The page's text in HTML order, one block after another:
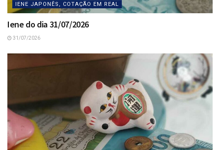
IENE JAPONÊS, COTAÇÃO EM REAL
Iene do dia 31/07/2026
31/07/2026